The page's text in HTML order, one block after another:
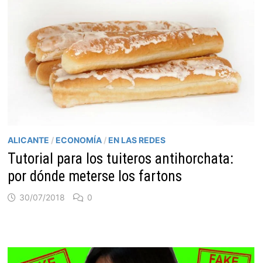
ALICANTE / ECONOMÍA / EN LAS REDES
Tutorial para los tuiteros antihorchata:
por dónde meterse los fartons
30/07/2018 0